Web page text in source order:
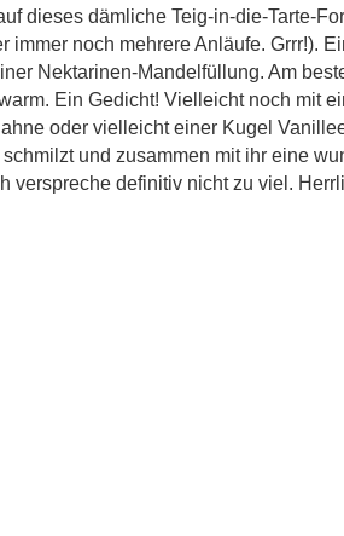
dieses dämliche Teig-in-die-Tarte-
immer noch mehrere Anläufe. Grrr!).
Nektarinen-Mandelfüllung. Am
Ein Gedicht! Vielleicht noch mit
oder vielleicht einer Kugel
schmilzt und zusammen mit ihr eine
verspreche definitiv nicht zu viel.